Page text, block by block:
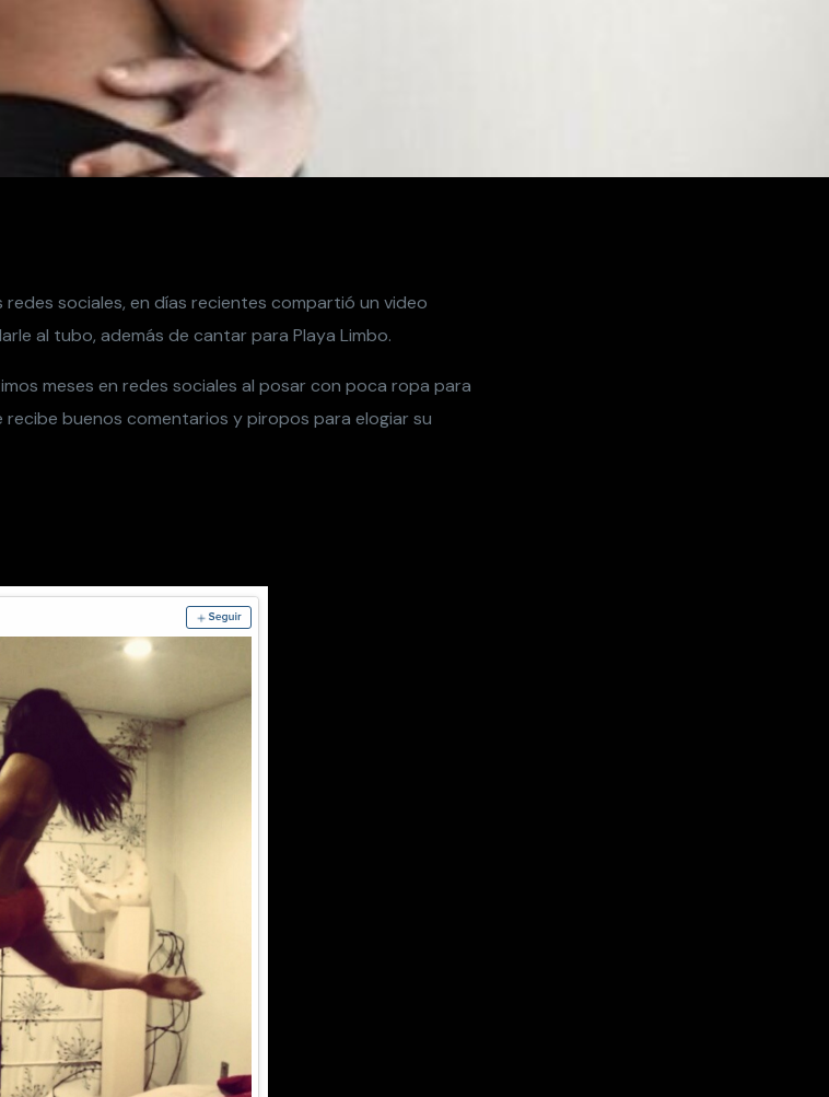
redes sociales, en días recientes compartió un video
al tubo, además de cantar para Playa Limbo.
meses en redes sociales al posar con poca ropa para
buenos comentarios y piropos para elogiar su